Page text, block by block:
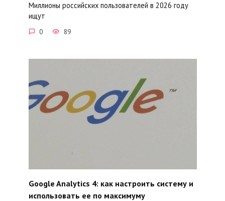
Миллионы российских пользователей в 2026 году
ищут
0 89
Google Analytics 4: как настроить систему и
использовать ее по максимуму